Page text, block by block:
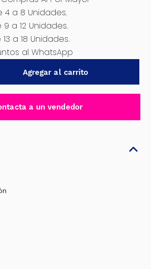
4 a 8 Unidades.
9 a 12 Unidades.
13 a 18 Unidades.
al WhatsApp
Agregar al carrito
a un vendedor